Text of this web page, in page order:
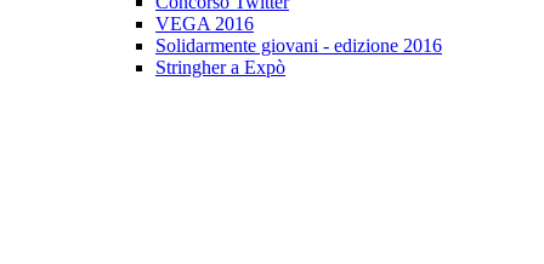
VEGA 2016
Solidarmente giovani - edizione 2016
Stringher a Expò